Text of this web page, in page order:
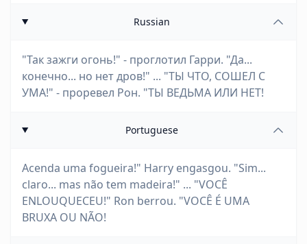
Russian
"Так зажги огонь!" - проглотил Гарри. "Да...
конечно... но нет дров!" ... "ТЫ ЧТО, СОШЕЛ С
УМА!" - проревел Рон. "ТЫ ВЕДЬМА ИЛИ НЕТ!
Portuguese
Acenda uma fogueira!" Harry engasgou. "Sim...
claro... mas não tem madeira!" ... "VOCÊ
ENLOUQUECEU!" Ron berrou. "VOCÊ É UMA
BRUXA OU NÃO!